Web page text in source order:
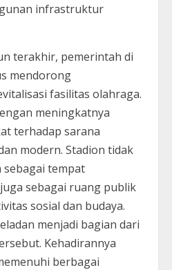
infrastruktur
terakhir, pemerintah di
mendorong
fasilitas olahraga.
meningkatnya
terhadap sarana
modern. Stadion tidak
sebagai tempat
sebagai ruang publik
sosial dan budaya.
menjadi bagian dari
Kehadirannya
berbagai